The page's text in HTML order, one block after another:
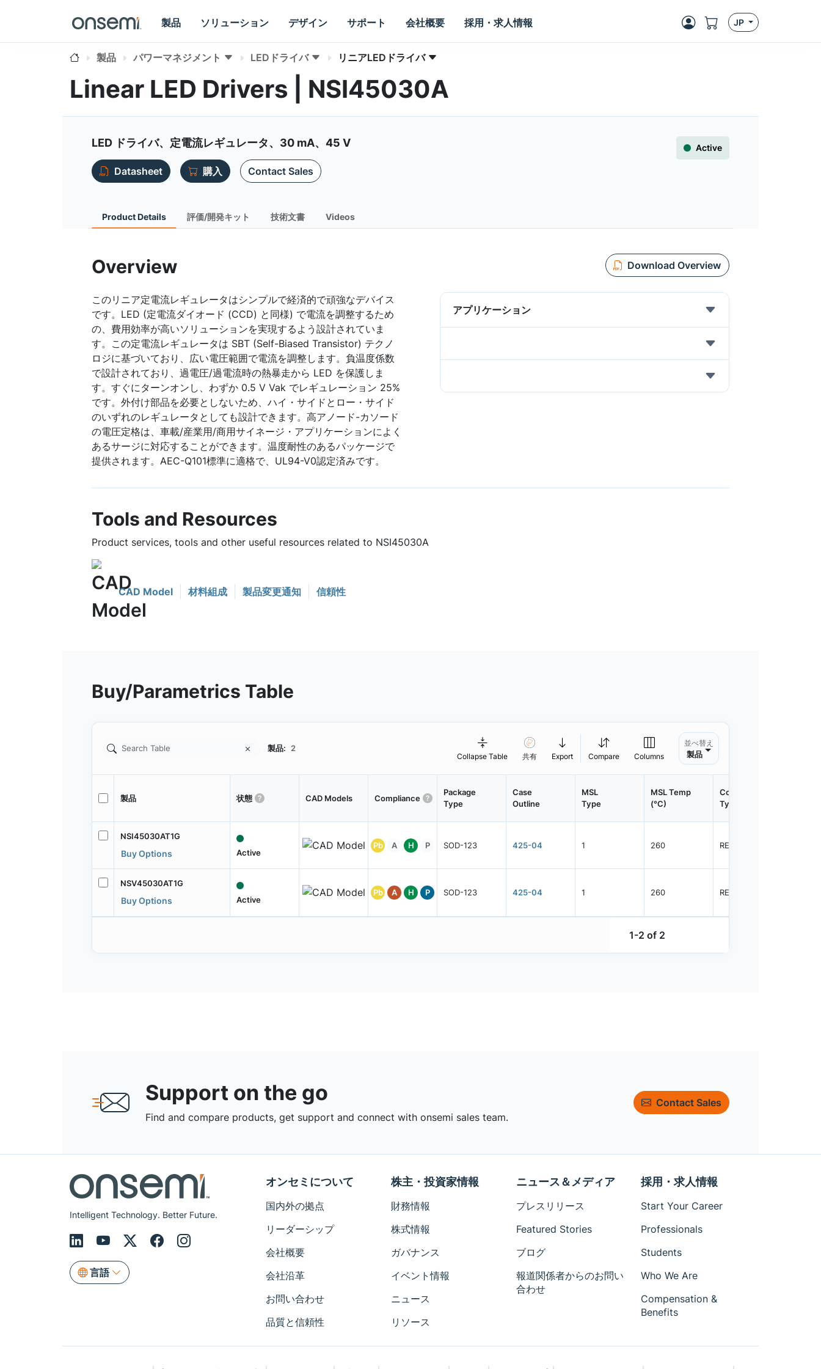
製品 ソリューション デザイン サポート 会社概要 採用・求人情報 JP
製品 パワーマネジメント LEDドライバ リニアLEDドライバ
Linear LED Drivers | NSI45030A
LED ドライバ、定電流レギュレータ、30 mA、45 V Active
Datasheet 購入 Contact Sales
Product Details 評価/開発キット 技術文書 Videos
Overview Download Overview
このリニア定電流レギュレータはシンプルで経済的で頑強なデバイス
です。LED (定電流ダイオード (CCD) と同様) で電流を調整するため
の、費用効率が高いソリューションを実現するよう設計されていま
す。この定電流レギュレータは SBT (Self-Biased Transistor) テクノ
ロジに基づいており、広い電圧範囲で電流を調整します。負温度係数
で設計されており、過電圧/過電流時の熱暴走から LED を保護しま
す。すぐにターンオンし、わずか 0.5 V Vak でレギュレーション 25%
です。外付け部品を必要としないため、ハイ・サイドとロー・サイド
のいずれのレギュレータとしても設計できます。高アノード-カソード
の電圧定格は、車載/産業用/商用サイネージ・アプリケーションによく
あるサージに対応することができます。温度耐性のあるパッケージで
提供されます。AEC-Q101標準に適格で、UL94-V0認定済みです。
アプリケーション
Tools and Resources
Product services, tools and other useful resources related to NSI45030A
CAD Model 材料組成 製品変更通知 信頼性
Buy/Parametrics Table
製品: 2
Collapse Table 共有 Export Compare Columns
並べ替え
製品
製品 状態 CAD Models Compliance
Package
Type
Case
Outline
MSL
Type
MSL Temp
(°C)
Container
Type
NSI45030AT1G
Buy Options Active
Pb A H P SOD-123 425-04 1 260 REEL
NSV45030AT1G
Buy Options Active
Pb A H P SOD-123 425-04 1 260 REEL
1-2 of 2
Support on the go
Find and compare products, get support and connect with onsemi sales team.
Contact Sales
Intelligent Technology. Better Future.
言語
オンセミについて
国内外の拠点
リーダーシップ
会社概要
会社沿革
お問い合わせ
品質と信頼性
株主・投資家情報
財務情報
株式情報
ガバナンス
イベント情報
ニュース
リソース
ニュース＆メディア
プレスリリース
Featured Stories
ブログ
報道関係者からのお問い
合わせ
採用・求人情報
Start Your Career
Professionals
Students
Who We Are
Compensation &
Benefits